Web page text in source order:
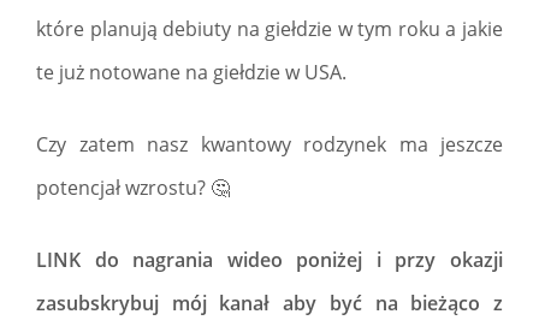
które planują debiuty na giełdzie w tym roku a jakie
te już notowane na giełdzie w USA.
Czy zatem nasz kwantowy rodzynek ma jeszcze
potencjał wzrostu? 🤔
LINK do nagrania wideo poniżej i przy okazji
zasubskrybuj mój kanał aby być na bieżąco z